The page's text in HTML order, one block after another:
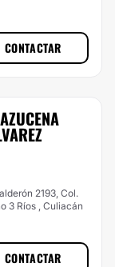
CONTACTAR
2193, Col.
3 Ríos , Culiacán
CONTACTAR